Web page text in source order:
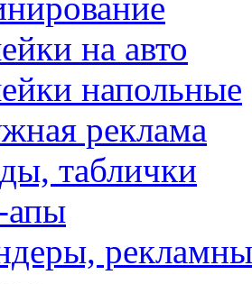
на авто
напольные
реклама
таблички
апы